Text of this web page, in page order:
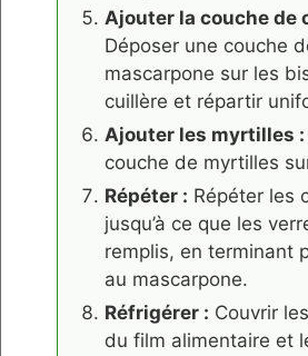
Ajouter la couche de
Déposer une couche
mascarpone sur les
cuillère et répartir
Ajouter les myrtilles :
couche de myrtilles
Répéter : Répéter les
jusqu’à ce que les
remplis, en terminant
au mascarpone.
Réfrigérer : Couvrir
du film alimentaire et